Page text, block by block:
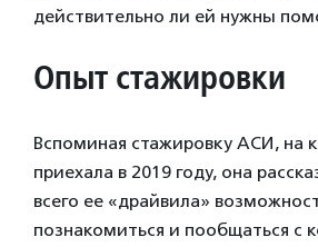
действительно ли ей нужны
Опыт стажировки
Вспоминая стажировку АСИ, на
приехала в 2019 году, она
всего ее «драйвила»
познакомиться и пообщаться с